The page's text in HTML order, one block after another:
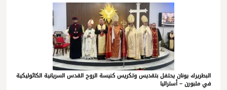
البطريرك يونان يحتفل بتقديس وتكريس كنيسة الروح القدس السريانية الكاثوليكية
في ملبورن – أستراليا